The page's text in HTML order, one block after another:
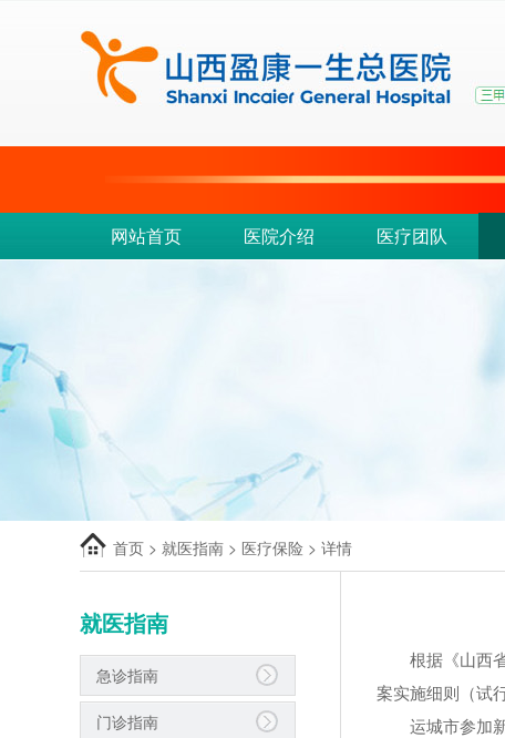
网站首页 医院介绍 医疗团队
首页 > 就医指南 > 医疗保险 > 详情
就医指南
急诊指南
门诊指南
根据《山西
案实施细则（试
运城市参加